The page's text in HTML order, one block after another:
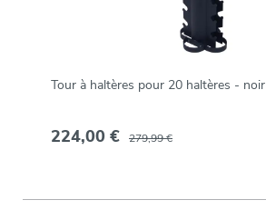
Tour à haltères pour 20 haltères - noir
224,00 € 279,99 €